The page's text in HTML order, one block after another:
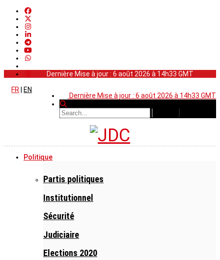
Dernière Mise à jour : 6 août 2026 à 14h33 GMT
Dernière Mise à jour : 6 août 2026 à 14h33 GMT
FR
EN
Politique
Partis politiques
Institutionnel
Sécurité
Judiciaire
Elections 2020